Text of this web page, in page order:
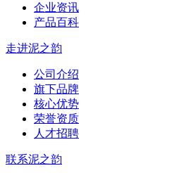
企业资讯
产品百科
走进泥之韵
公司介绍
旗下品牌
核心优势
荣誉资质
人才招聘
联系泥之韵